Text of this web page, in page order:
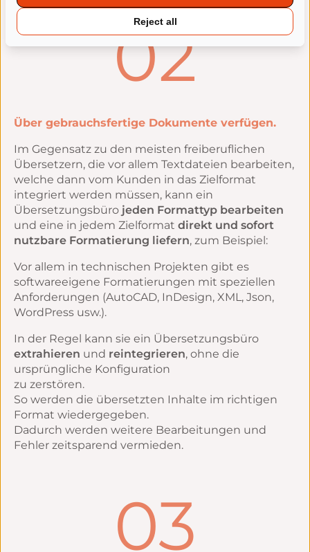
02
Über gebrauchsfertige Dokumente verfügen.
Im Gegensatz zu den meisten freiberuflichen
Übersetzern, die vor allem Textdateien bearbeiten,
welche dann vom Kunden in das Zielformat
integriert werden müssen, kann ein
Übersetzungsbüro jeden Formattyp bearbeiten
und eine in jedem Zielformat direkt und sofort
nutzbare Formatierung liefern, zum Beispiel:
Vor allem in technischen Projekten gibt es
softwareeigene Formatierungen mit speziellen
Anforderungen (AutoCAD, InDesign, XML, Json,
WordPress usw.).
In der Regel kann sie ein Übersetzungsbüro
extrahieren und reintegrieren, ohne die
ursprüngliche Konfiguration
zu zerstören.
So werden die übersetzten Inhalte im richtigen
Format wiedergegeben.
Dadurch werden weitere Bearbeitungen und
Fehler zeitsparend vermieden.
03
Reject all